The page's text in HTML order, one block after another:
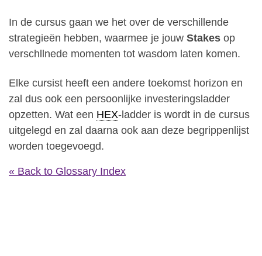
In de cursus gaan we het over de verschillende
strategieën hebben, waarmee je jouw Stakes op
verschllnede momenten tot wasdom laten komen.
Elke cursist heeft een andere toekomst horizon en
zal dus ook een persoonlijke investeringsladder
opzetten. Wat een HEX-ladder is wordt in de cursus
uitgelegd en zal daarna ook aan deze begrippenlijst
worden toegevoegd.
« Back to Glossary Index